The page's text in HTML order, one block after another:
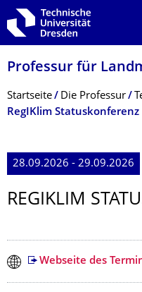
Zur Hauptnavigation springen
Zur Suche springen
Zum Inhalt springen
Professur für
Breadcrumb-Menü
Startseite Die Professur
RegIKlim Statuskonferenz
28.09.2026 - 29.09.2026
REGIKLIM
Webseite des